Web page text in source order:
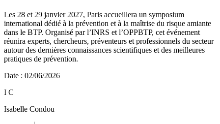
Les 28 et 29 janvier 2027, Paris accueillera un symposium
international dédié à la prévention et à la maîtrise du risque amiante
dans le BTP. Organisé par l’INRS et l’OPPBTP, cet événement
réunira experts, chercheurs, préventeurs et professionnels du secteur
autour des dernières connaissances scientifiques et des meilleures
pratiques de prévention.
Date : 02/06/2026
I C
Isabelle Condou